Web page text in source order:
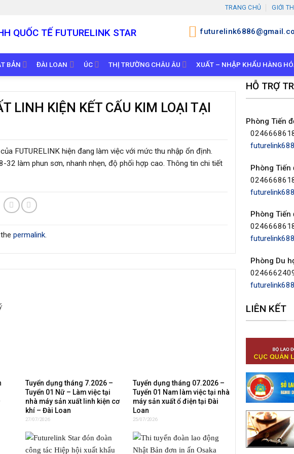
TRANG CHỦ GIỚI
QUỐC TẾ FUTURELINK STAR
BẢN ĐÀI LOAN ÚC THỊ TRƯỜNG CHÂU ÂU XUẤT – NHẬP KHẨU HÀNG
LINH KIỆN KẾT CẤU KIM LOẠI TẠI
FUTURELINK hiện đang làm việc với mức thu nhập ổn định.
làm phun sơn, nhanh nhẹn, độ phối hợp cao. Thông tin chi tiết
permalink.
Tuyển dụng tháng 7.2026 –
Tuyển 01 Nữ – Làm việc tại
nhà máy sản xuất linh kiện cơ
khí – Đài Loan
27/07/2026
Tuyển dụng tháng 07.2026 –
Tuyển 01 Nam làm việc tại nhà
máy sản xuất ổ điện tại Đài
Loan
25/07/2026
HỖ TRỢ
Phòng Tiến
Phòng Tiến
Phòng Tiến
Phòng Du
LIÊN KẾT